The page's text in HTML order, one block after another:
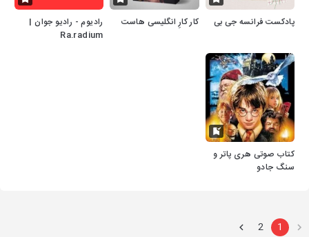
پادکست فرانسه جی بی کار کارِ انگلیسی هاست
رادیوم - رادیو جوان |
Ra.radium
کتاب صوتی هری پاتر و
سنگ جادو
1
2